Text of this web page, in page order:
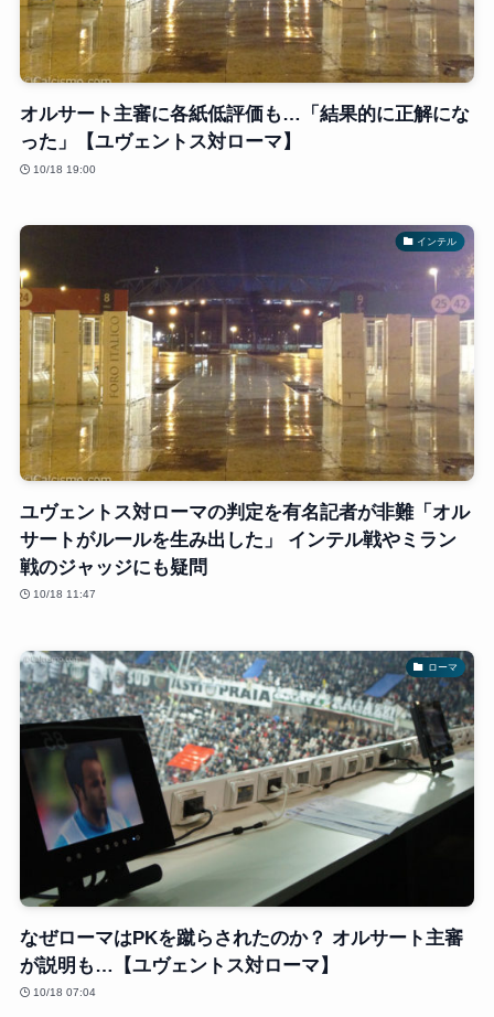
オルサート主審に各紙低評価も…「結果的に正解にな
った」【ユヴェントス対ローマ】
10/18 19:00
インテル
ユヴェントス対ローマの判定を有名記者が非難「オル
サートがルールを生み出した」 インテル戦やミラン
戦のジャッジにも疑問
10/18 11:47
ローマ
なぜローマはPKを蹴らされたのか？ オルサート主審
が説明も…【ユヴェントス対ローマ】
10/18 07:04